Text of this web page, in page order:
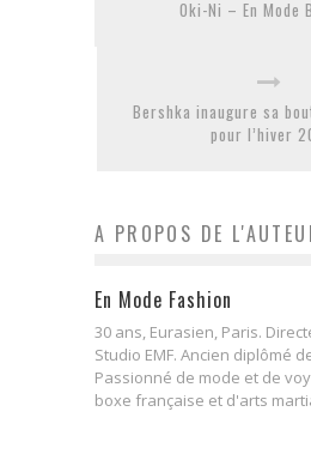
Oki-Ni – En Mode
Bershka inaugure sa
pour l’hiver
A PROPOS DE
En Mode Fashion
30 ans, Eurasien, Paris.
Studio EMF. Ancien diplômé
Passionné de mode et de
boxe française et d'arts